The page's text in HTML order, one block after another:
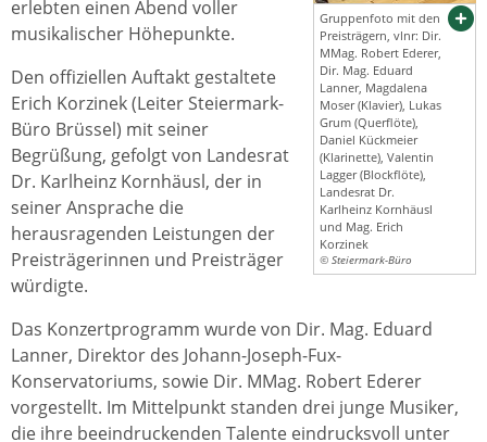
Gruppenfoto mit den
Preisträgern, vlnr: Dir.
MMag. Robert Ederer,
Dir. Mag. Eduard
Lanner, Magdalena
Moser (Klavier), Lukas
Grum (Querflöte),
Daniel Kückmeier
(Klarinette), Valentin
Lagger (Blockflöte),
Landesrat Dr.
Karlheinz Kornhäusl
und Mag. Erich
Korzinek
© Steiermark-Büro
erlebten einen Abend voller
musikalischer Höhepunkte.
Den offiziellen Auftakt gestaltete
Erich Korzinek (Leiter Steiermark-
Büro Brüssel) mit seiner
Begrüßung, gefolgt von Landesrat
Dr. Karlheinz Kornhäusl, der in
seiner Ansprache die
herausragenden Leistungen der
Preisträgerinnen und Preisträger
würdigte.
Das Konzertprogramm wurde von Dir. Mag. Eduard
Lanner, Direktor des Johann-Joseph-Fux-
Konservatoriums, sowie Dir. MMag. Robert Ederer
vorgestellt. Im Mittelpunkt standen drei junge Musiker,
die ihre beeindruckenden Talente eindrucksvoll unter